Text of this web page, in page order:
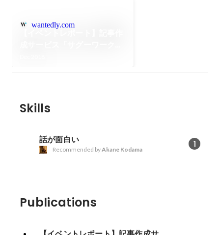
wantedly.com
Skills
話が面白い 1
Recommended byAkane Kodama
Publications